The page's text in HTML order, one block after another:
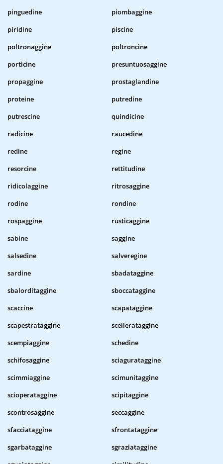
pinguedine
piombaggine
piridine
piscine
poltronaggine
poltroncine
porticine
presuntuosaggine
propaggine
prostaglandine
proteine
putredine
putrescine
quindicine
radicine
raucedine
redine
regine
resorcine
rettitudine
ridicolaggine
ritrosaggine
rodine
rondine
rospaggine
rusticaggine
sabine
saggine
salsedine
salveregine
sardine
sbadataggine
sbalorditaggine
sboccataggine
scaccine
scapataggine
scapestrataggine
scellerataggine
scempiaggine
schedine
schifosaggine
sciagurataggine
scimmiaggine
scimunitaggine
scioperataggine
scipitaggine
scontrosaggine
seccaggine
sfacciataggine
sfrontataggine
sgarbataggine
sgraziataggine